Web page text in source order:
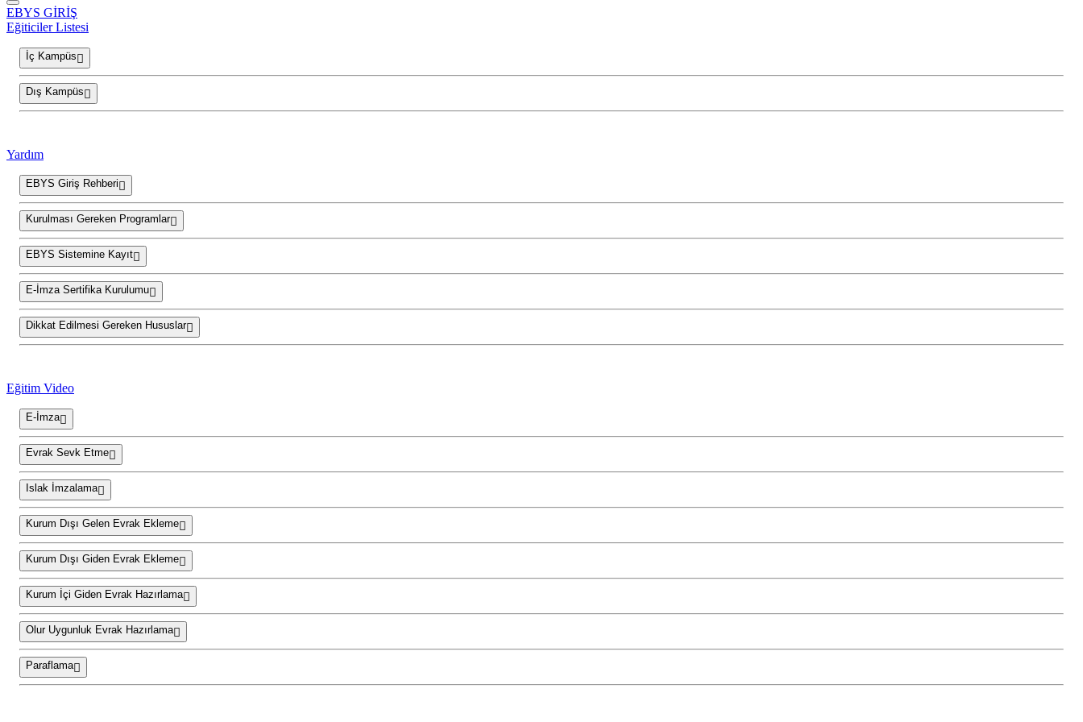
EBYS GİRİŞ
Eğiticiler Listesi
İç Kampüs
Dış Kampüs
Yardım
EBYS Giriş Rehberi
Kurulması Gereken Programlar
EBYS Sistemine Kayıt
E-İmza Sertifika Kurulumu
Dikkat Edilmesi Gereken Hususlar
Eğitim Video
E-İmza
Evrak Sevk Etme
Islak İmzalama
Kurum Dışı Gelen Evrak Ekleme
Kurum Dışı Giden Evrak Ekleme
Kurum İçi Giden Evrak Hazırlama
Olur Uygunluk Evrak Hazırlama
Paraflama